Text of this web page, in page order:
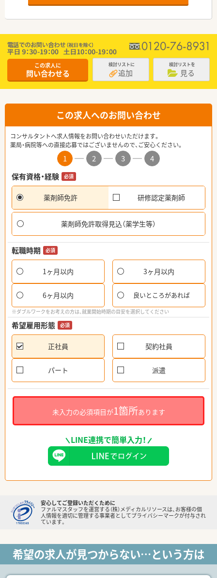
この求人に
問い合わせる
検討リストに
追加
検討リストを
見る
この求人へのお問い合わせ
コンサルタントへ求人情報をお問い合わせいただけます。
薬局・病院等への直接応募ではございませんので、ご安心ください。
1 2 3
4
保有資格・経験
必須
薬剤師免許 研修認定薬剤師
薬剤師免許取得見込（薬学生等）
転職時期 必須
1ヶ月以内 3ヶ月以内
6ヶ月以内 良いところがあれば
※ダブルワークをお考えの方は、就業開始時期の目安を選択してください
希望雇用形態 必須
正社員 契約社員
パート 派遣
未入力の必須項目が1箇所あります
LINE連携で簡単入力！
安心してご登録いただくために
ファルマスタッフを運営する（株）メディカルリソースは、お客様の個
人情報を適切に管理する事業者としてプライバシーマークが付与され
ています。
希望の求人が見つからない…という方は